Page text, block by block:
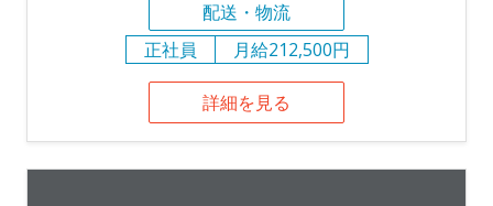
配送・物流
正社員
月給212,500円
詳細を見る